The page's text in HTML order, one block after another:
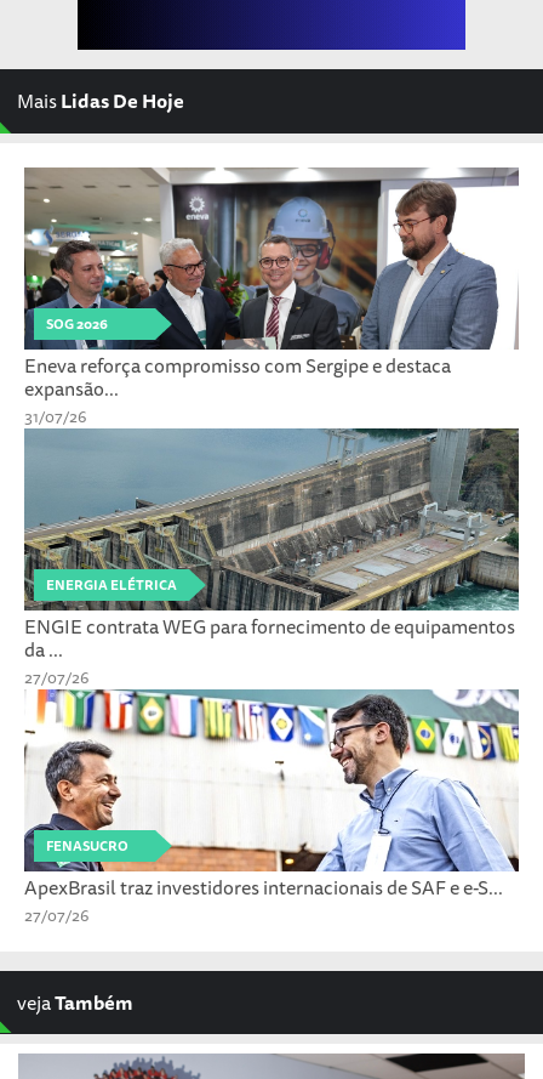
MaisLidas De Hoje
SOG 2026
Eneva reforça compromisso com Sergipe e destaca
expansão...
31/07/26
ENERGIA ELÉTRICA
ENGIE contrata WEG para fornecimento de equipamentos
da ...
27/07/26
FENASUCRO
ApexBrasil traz investidores internacionais de SAF e e-S...
27/07/26
vejaTambém